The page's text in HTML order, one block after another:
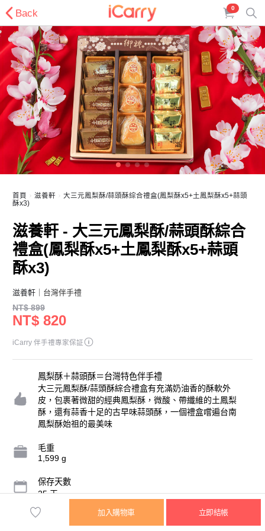
Back 0
首頁 滋養軒
大三元鳳梨酥/蒜頭酥綜合禮盒(鳳梨酥x5+土鳳梨酥x5+蒜頭
酥x3)
滋養軒 - 大三元鳳梨酥/蒜頭酥綜合
禮盒(鳳梨酥x5+土鳳梨酥x5+蒜頭
酥x3)
滋養軒 ｜台灣伴手禮
NT$ 899
NT$ 820
iCarry 伴手禮專家保証
鳳梨酥＋蒜頭酥＝台灣特色伴手禮
大三元鳳梨酥/蒜頭酥綜合禮盒有充滿奶油香的酥軟外
皮，包裹著微甜的經典鳳梨酥，微酸、帶纖維的土鳳梨
酥，還有蒜香十足的古早味蒜頭酥，一個禮盒嚐遍台南
鳳梨酥始祖的最美味
毛重
1,599 g
保存天數
25 天
內容物規格
加入購物車 立即結帳